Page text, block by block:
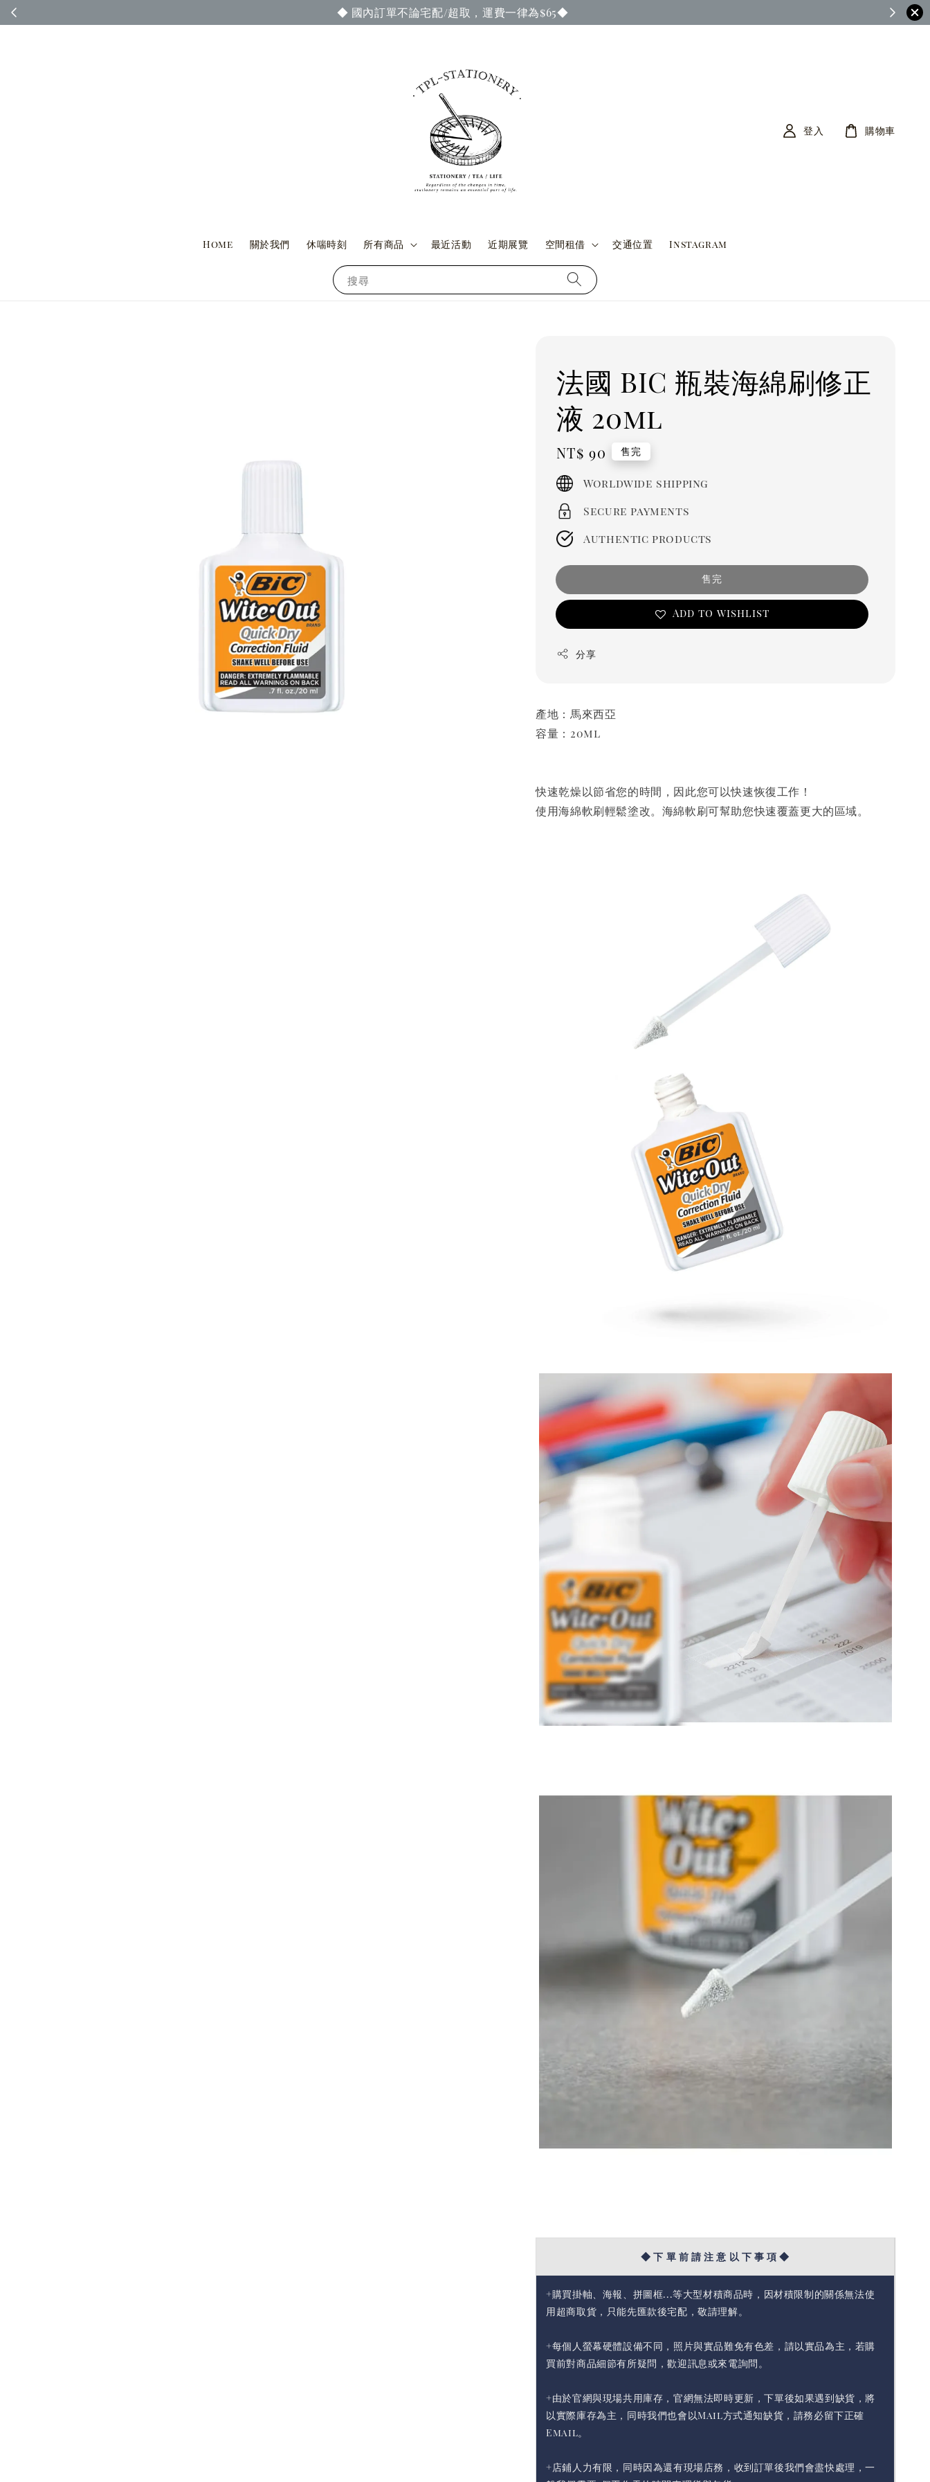
◆ 台灣國內客人完成訂單付款與交貨時，即可參加當期官網謝禮活動 ◆ (詳情請至茶筆巷FB查看)
搜尋
Home 關於我們 休喘時刻 所有商品 最近活動 近期展覽 空間租借 交通位置 Instagram
登入 購物車
法國 BIC 瓶裝海綿刷修正
液 20ml
Regular
price
NT$ 90 售完
Worldwide shipping
Secure payments
Authentic products
售完
Add to wishlist
分享
產地：馬來西亞
容量：20ml
快速乾燥以節省您的時間，因此您可以快速恢復工作！
使用海綿軟刷輕鬆塗改。海綿軟刷可幫助您快速覆蓋更大的區域。
◆ 下 單 前 請 注 意 以 下 事 項 ◆
+購買掛軸、海報、拼圖框...等大型材積商品時，因材積限制的關係無法使
用超商取貨，只能先匯款後宅配，敬請理解。
+每個人螢幕硬體設備不同，照片與實品難免有色差，請以實品為主，若購
買前對商品細節有所疑問，歡迎訊息或來電詢問。
+由於官網與現場共用庫存，官網無法即時更新，下單後如果遇到缺貨，將
以實際庫存為主，同時我們也會以Mail方式通知缺貨，請務必留下正確
Email。
+店鋪人力有限，同時因為還有現場店務，收到訂單後我們會盡快處理，一